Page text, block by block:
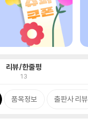
리뷰/한줄평
13
품목정보 출판사 리뷰